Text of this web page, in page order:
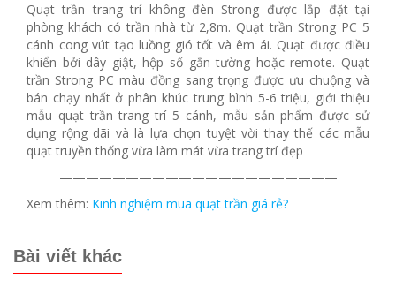
Quạt trần trang trí không đèn Strong được lắp đặt tại
phòng khách có trần nhà từ 2,8m. Quạt trần Strong PC 5
cánh cong vút tạo luồng gió tốt và êm ái. Quạt được điều
khiển bởi dây giật, hộp số gắn tường hoặc remote. Quạt
trần Strong PC màu đồng sang trọng được ưu chuộng và
bán chạy nhất ở phân khúc trung bình 5-6 triệu, giới thiệu
mẫu quạt trần trang trí 5 cánh, mẫu sản phẩm được sử
dụng rộng dãi và là lựa chọn tuyệt vời thay thế các mẫu
quạt truyền thống vừa làm mát vừa trang trí đẹp
—————————————————————
Xem thêm: Kinh nghiệm mua quạt trần giá rẻ?
Bài viết khác